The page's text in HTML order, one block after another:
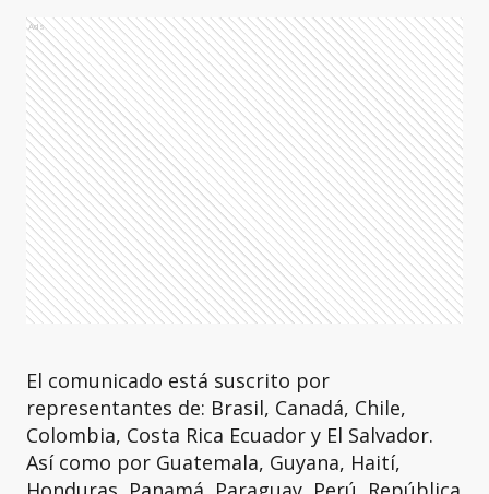
Ads
El comunicado está suscrito por
representantes de: Brasil, Canadá, Chile,
Colombia, Costa Rica Ecuador y El Salvador.
Así como por Guatemala, Guyana, Haití,